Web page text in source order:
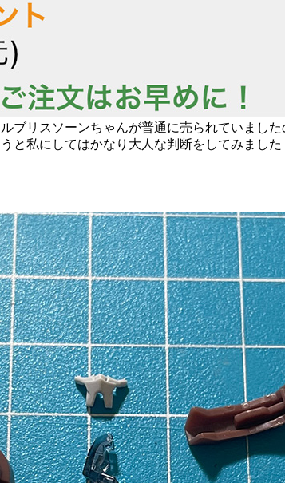
ブリスソーンちゃんが普通に売られていまし
と私にしてはかなり大人な判断をしてみまし